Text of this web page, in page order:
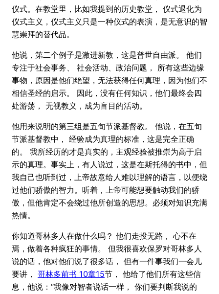
仪式。在教堂里，比如我提到的历史教堂， 仪式退化为
仪式主义，仪式主义只是一种仪式的表演，是无意识的智
慧崇拜的替代品。
他说，第二个例子是激进新教，这是普世自由派。 他们
专注于社会事务、 社会活动、政治问题， 所有这些边缘
事物，原因是他们绝望，无法获得任何真理，因为他们不
相信圣经的启示。 因此，没有任何知识，他们最终会四
处游荡， 无视教义，成为盲目的活动。
他用来说明的第三组是五旬节派基督教。 他说，在五旬
节派基督教中， 经验成为真理的标准，这是完全正确
的。 我所经历的才是真实的，主观经验被推崇为高于启
示的真理。事实上，有人说过，这是在斯托得的书中，但
我自己也听到过，上帝故意给人难以理解的语言，以便绕
过他们骄傲的智力。听着，上帝可能想要触动我们的骄
傲，但他肯定不会绕过他所创造的思想。必须对知识充满
热情。
你知道哥林多人在做什么吗？ 他们走投无路， 心不在
焉，做着各种疯狂的事情。 但我很喜欢保罗对哥林多人
说的话，他对他们说了很多话， 但有一件事我们一会儿
要讲， 哥林多前书 10章15节， 他给了他们所有这些信
息，他说：“我像对智者说话一样， 你们要判断我说的